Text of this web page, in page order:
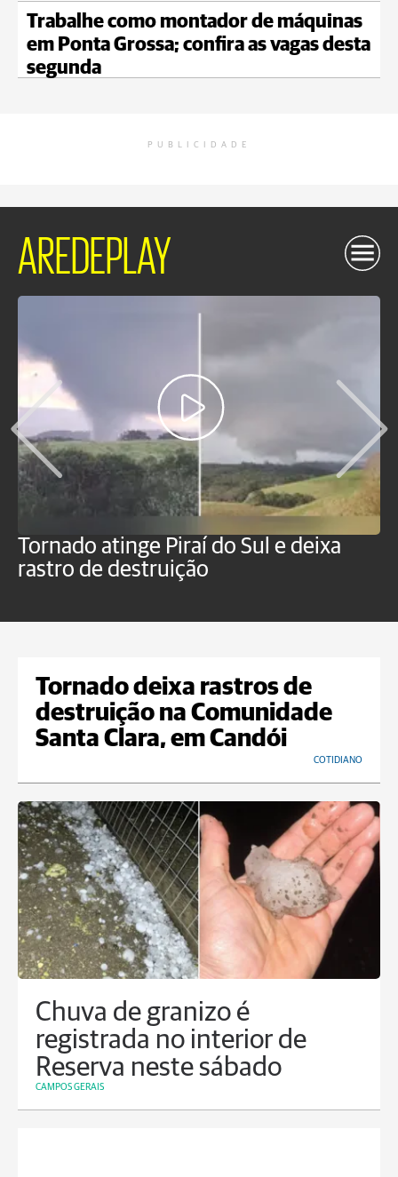
Trabalhe como montador de máquinas
em Ponta Grossa; confira as vagas desta
segunda
PUBLICIDADE
AREDEPLAY
Tornado atinge Piraí do Sul e deixa
rastro de destruição
Tornado deixa rastros de
destruição na Comunidade
Santa Clara, em Candói
COTIDIANO
Chuva de granizo é
registrada no interior de
Reserva neste sábado
CAMPOS GERAIS